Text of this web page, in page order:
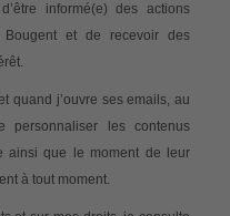
informé(e) des actions
et de recevoir des
quand j’ouvre ses emails, au
les contenus
ainsi que le moment de leur
à tout moment.